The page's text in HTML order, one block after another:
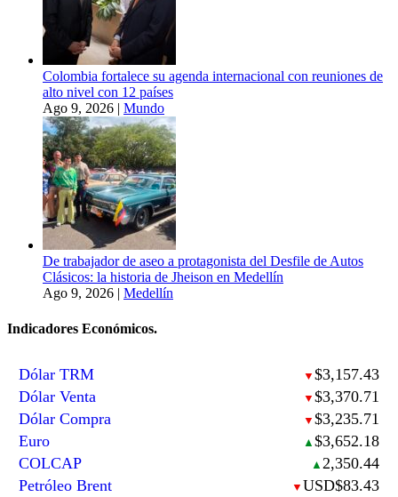
Colombia fortalece su agenda internacional con reuniones de
alto nivel con 12 países
Ago 9, 2026 | Mundo
De trabajador de aseo a protagonista del Desfile de Autos
Clásicos: la historia de Jheison en Medellín
Ago 9, 2026 | Medellín
Indicadores Económicos.
Dólar TRM ▼ $3,157.43
Dólar Venta
▼ $3,370.71
Dólar Compra
▼ $3,235.71
Euro
▲ $3,652.18
COLCAP
▲ 2,350.44
Petróleo Brent
▼ USD$83.43